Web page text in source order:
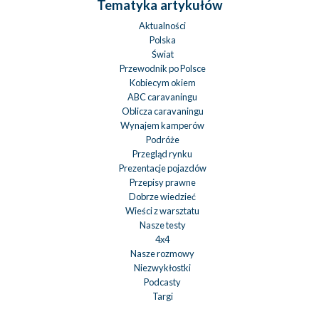
Tematyka artykułów
Aktualności
Polska
Świat
Przewodnik po Polsce
Kobiecym okiem
ABC caravaningu
Oblicza caravaningu
Wynajem kamperów
Podróże
Przegląd rynku
Prezentacje pojazdów
Przepisy prawne
Dobrze wiedzieć
Wieści z warsztatu
Nasze testy
4x4
Nasze rozmowy
Niezwykłostki
Podcasty
Targi